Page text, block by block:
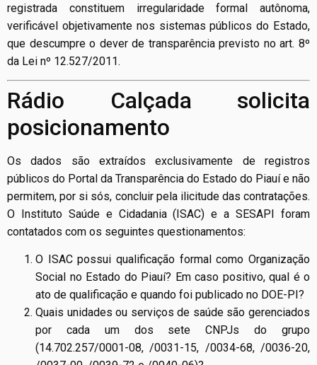
registrada constituem irregularidade formal autônoma,
verificável objetivamente nos sistemas públicos do Estado,
que descumpre o dever de transparência previsto no art. 8º
da Lei nº 12.527/2011.
Rádio Calçada solicita
posicionamento
Os dados são extraídos exclusivamente de registros
públicos do Portal da Transparência do Estado do Piauí e não
permitem, por si sós, concluir pela ilicitude das contratações.
O Instituto Saúde e Cidadania (ISAC) e a SESAPI foram
contatados com os seguintes questionamentos:
O ISAC possui qualificação formal como Organização
Social no Estado do Piauí? Em caso positivo, qual é o
ato de qualificação e quando foi publicado no DOE-PI?
Quais unidades ou serviços de saúde são gerenciados
por cada um dos sete CNPJs do grupo
(14.702.257/0001-08, /0031-15, /0034-68, /0036-20,